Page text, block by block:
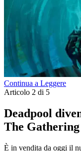
Continua a Leggere
Articolo 2 di 5
Deadpool
The
È in vendita da oggi il